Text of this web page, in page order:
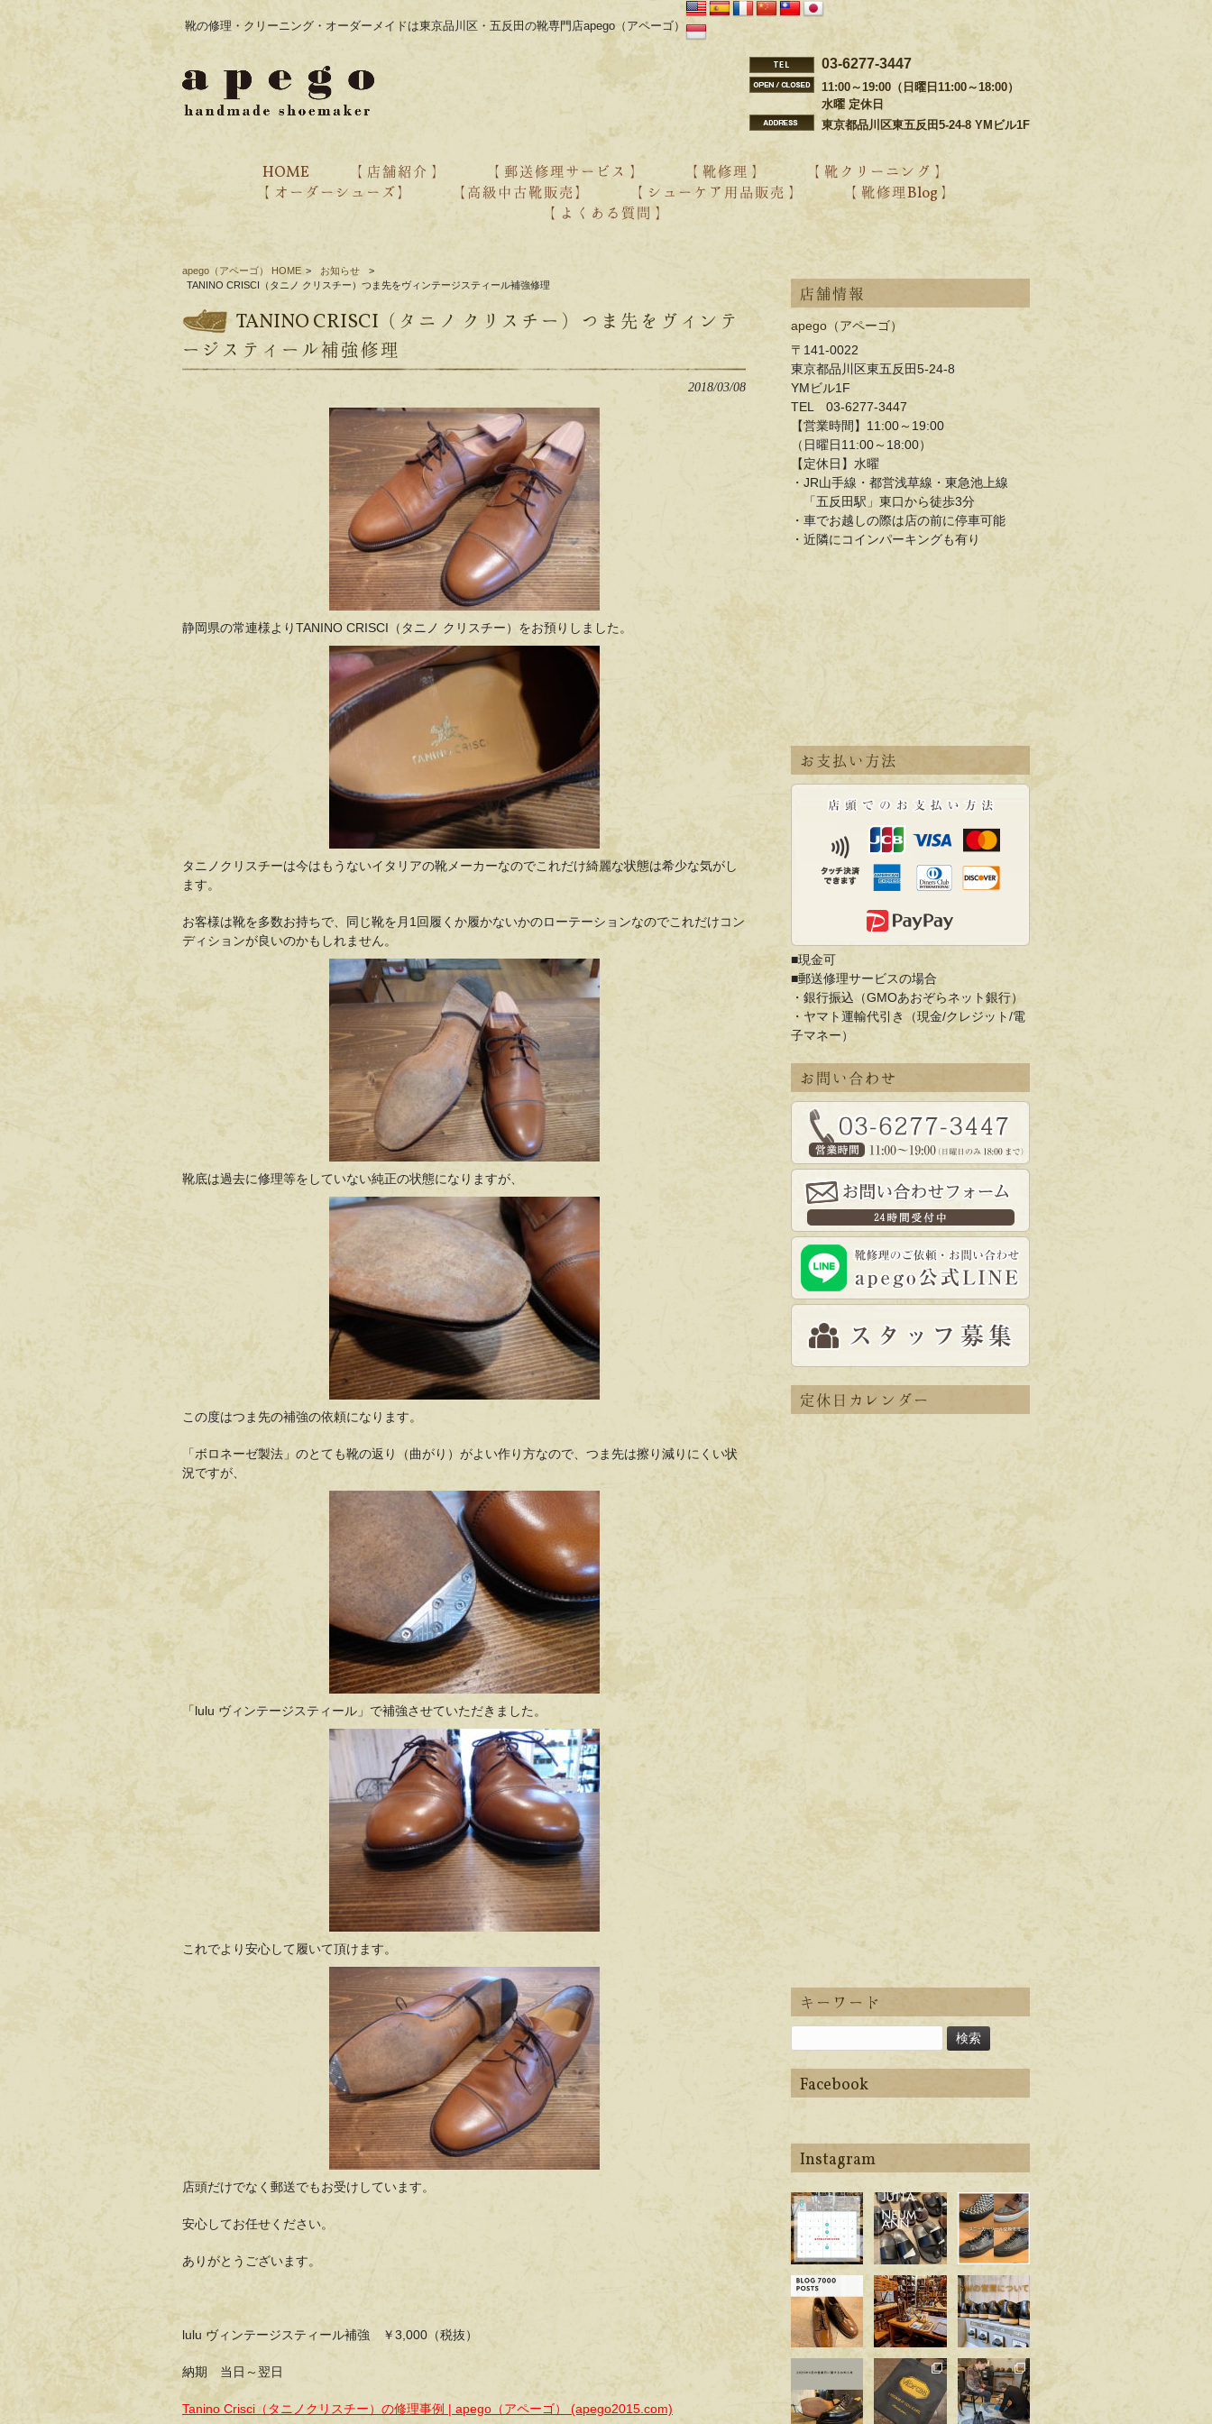
靴の修理・クリーニング・オーダーメイドは東京品川区・五反田の靴専門店apego（アペーゴ）
03-6277-3447
11:00～19:00（日曜日11:00～18:00）
水曜 定休日
東京都品川区東五反田5-24-8 YMビル1F
HOME 【 店舗紹介 】 【 郵送修理サービス 】 【 靴修理 】
【 靴クリーニング 】
【 オーダーシューズ】
・aestas オーダー紹介
・YONCA オーダー紹介
【高級中古靴販売】 【 シューケア用品販売 】 【 靴修理Blog 】
・靴ブランド別の修理事例
・過去の靴修理ブログ
・過去のクリーニングブログ
【 よくある質問 】
apego（アペーゴ） HOME > お知らせ
>
TANINO CRISCI（タニノ クリスチー）つま先をヴィンテージスティール補強修理
TANINO CRISCI（タニノ クリスチー）つま先をヴィンテ
ージスティール補強修理
2018/03/08
静岡県の常連様よりTANINO CRISCI（タニノ クリスチー）をお預りしました。
タニノクリスチーは今はもうないイタリアの靴メーカーなのでこれだけ綺麗な状態は希少な気がし
ます。
お客様は靴を多数お持ちで、同じ靴を月1回履くか履かないかのローテーションなのでこれだけコン
ディションが良いのかもしれません。
靴底は過去に修理等をしていない純正の状態になりますが、
この度はつま先の補強の依頼になります。
「ボロネーゼ製法」のとても靴の返り（曲がり）がよい作り方なので、つま先は擦り減りにくい状
況ですが、
「lulu ヴィンテージスティール」で補強させていただきました。
これでより安心して履いて頂けます。
店頭だけでなく郵送でもお受けしています。
安心してお任せください。
ありがとうございます。
lulu ヴィンテージスティール補強 ￥3,000（税抜）
納期 当日～翌日
Tanino Crisci（タニノクリスチー）の修理事例 | apego（アペーゴ） (apego2015.com)
店舗情報
apego（アペーゴ）
〒141-0022
東京都品川区東五反田5-24-8
YMビル1F
TEL 03-6277-3447
【営業時間】11:00～19:00
（日曜日11:00～18:00）
【定休日】水曜
・JR山手線・都営浅草線・東急池上線
「五反田駅」東口から徒歩3分
・車でお越しの際は店の前に停車可能
・近隣にコインパーキングも有り
お支払い方法
■現金可
■郵送修理サービスの場合
・銀行振込（GMOあおぞらネット銀行）
・ヤマト運輸代引き（現金/クレジット/電
子マネー）
お問い合わせ
定休日カレンダー
キーワード
Facebook
Instagram
apego_handma
de_shoemaker
8月 6
apego_handma
de_shoemaker
7月 5
apego_handma
de_shoemaker
6月 29
apego_handma
de_shoemaker
6月 22
apego_handma
de_shoemaker
6月 2
apego_handma
de_shoemaker
4月 25
apego_handma
4月 1
apego_handma
de_shoemaker
3月 14
apego_handma
de_shoemaker
2月 21